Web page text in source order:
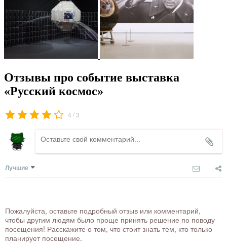
Отзывы про событие выставка
«Русский космос»
4 /3
Лучшие
Пожалуйста, оставьте подробный отзыв или комментарий,
чтобы другим людям было проще принять решение по поводу
посещения! Расскажите о том, что стоит знать тем, кто только
планирует посещение.